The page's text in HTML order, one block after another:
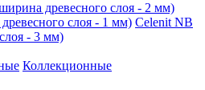
древесного слоя - 2 мм)
слоя - 1 мм) Celenit NB
- 3 мм)
Коллекционные